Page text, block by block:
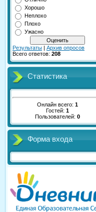
Хорошо
Неплохо
Плохо
Ужасно
Результаты | Архив опросов
Всего ответов: 208
Статистика
Онлайн всего: 1
Гостей: 1
Пользователей: 0
Форма входа